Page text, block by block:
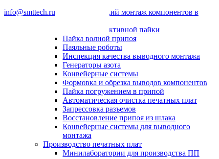
info@smttech.ru
Автоматический монтаж компонентов в
Системы селективной пайки
Пайка волной припоя
Паяльные роботы
Инспекция качества выводного монтажа
Генераторы азота
Конвейерные системы
Формовка и обрезка выводов компонентов
Пайка погружением в припой
Автоматическая очистка печатных плат
Запрессовка разъемов
Восстановление припоя из шлака
Конвейерные системы для выводного
монтажа
Производство печатных плат
Минилаборатории для производства ПП